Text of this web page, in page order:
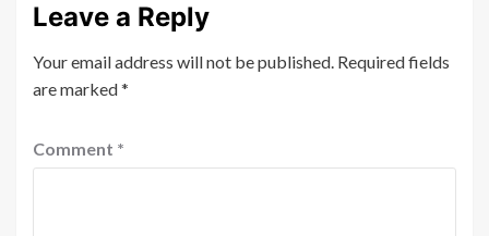
Leave a Reply
Your email address will not be published. Required fields
are marked*
Comment *